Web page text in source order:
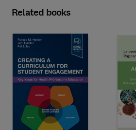
Related books